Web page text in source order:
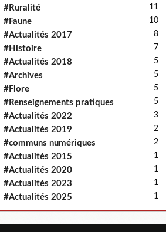
#Ruralité 11
#Faune 10
#Actualités 2017 8
#Histoire 7
#Actualités 2018 5
#Archives 5
#Flore 5
#Renseignements pratiques 5
#Actualités 2022 3
#Actualités 2019 2
#communs numériques 2
#Actualités 2015 1
#Actualités 2020 1
#Actualités 2023 1
#Actualités 2025 1